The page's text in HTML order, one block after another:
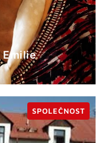
Emilie
SPOLEČNOST